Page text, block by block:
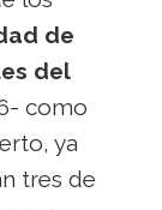
de
del
como
ya
tres de